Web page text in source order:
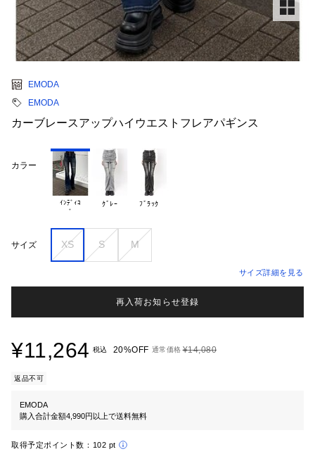
EMODA
EMODA
カーブレースアップハイウエストフレアパギンス
カラー
ｲﾝﾃﾞｨｺ
ｸﾞﾚｰ ﾌﾞﾗｯｸ
サイズ XS S M
サイズ詳細を見る
再入荷お知らせ登録
¥11,264 税込 20%OFF 通常価格 ¥14,080
返品不可
EMODA
購入合計金額4,990円以上で送料無料
取得予定ポイント数： 102 pt